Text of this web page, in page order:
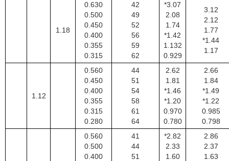
1.18
0.630
0.500
0.450
0.400
0.355
0.315
42
49
52
56
59
62
*3.07
2.08
1.74
*1.42
1.132
0.929
3.12
2.12
1.77
*1.44
1.17
1.12
0.560
0.450
0.400
0.355
0.315
0.280
44
51
54
58
61
64
2.62
1.81
*1.46
*1.20
0.970
0.780
2.66
1.84
*1.49
*1.22
0.985
0.798
0.560
0.500
0.400
41
44
51
*2.82
2.33
1.60
2.86
2.37
1.63